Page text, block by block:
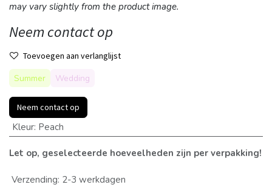
may vary slightly from the product image.
Neem contact op
Toevoegen aan verlanglijst
Summer Wedding
Neem contact op
Kleur: Peach
Let op, geselecteerde hoeveelheden zijn per verpakking!
Verzending: 2-3 werkdagen